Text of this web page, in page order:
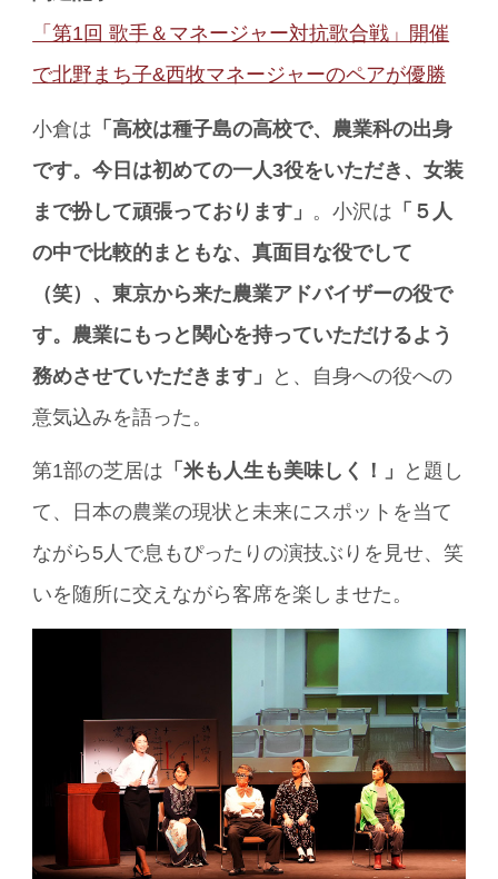
「第1回 歌手＆マネージャー対抗歌合戦」開催
で北野まち子&西牧マネージャーのペアが優勝
小倉は 「高校は種子島の高校で、農業科の出身
です。今日は初めての一人3役をいただき、女装
まで扮して頑張っております」 。小沢は 「５人
の中で比較的まともな、真面目な役でして
（笑）、東京から来た農業アドバイザーの役で
す。農業にもっと関心を持っていただけるよう
務めさせていただきます」
と、自身への役への
意気込みを語った。
第1部の芝居は 「米も人生も美味しく！」
と題し
て、日本の農業の現状と未来にスポットを当て
ながら5人で息もぴったりの演技ぶりを見せ、笑
いを随所に交えながら客席を楽しませた。